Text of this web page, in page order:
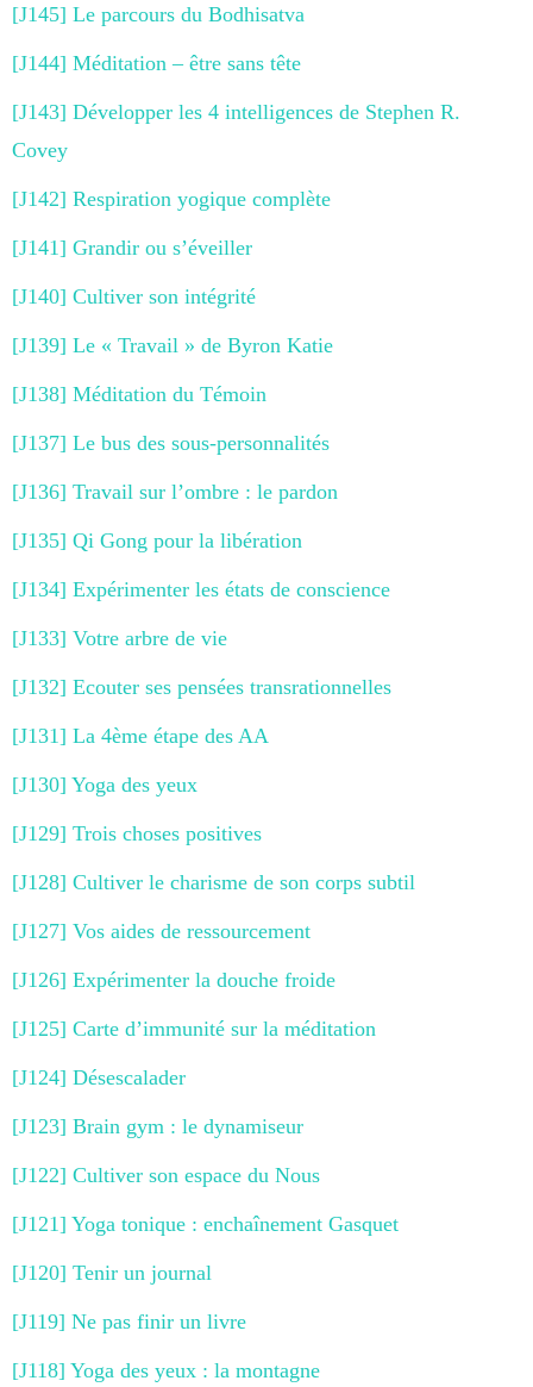
[J145] Le parcours du Bodhisatva
[J144] Méditation – être sans tête
[J143] Développer les 4 intelligences de Stephen R.
Covey
[J142] Respiration yogique complète
[J141] Grandir ou s’éveiller
[J140] Cultiver son intégrité
[J139] Le « Travail » de Byron Katie
[J138] Méditation du Témoin
[J137] Le bus des sous-personnalités
[J136] Travail sur l’ombre : le pardon
[J135] Qi Gong pour la libération
[J134] Expérimenter les états de conscience
[J133] Votre arbre de vie
[J132] Ecouter ses pensées transrationnelles
[J131] La 4ème étape des AA
[J130] Yoga des yeux
[J129] Trois choses positives
[J128] Cultiver le charisme de son corps subtil
[J127] Vos aides de ressourcement
[J126] Expérimenter la douche froide
[J125] Carte d’immunité sur la méditation
[J124] Désescalader
[J123] Brain gym : le dynamiseur
[J122] Cultiver son espace du Nous
[J121] Yoga tonique : enchaînement Gasquet
[J120] Tenir un journal
[J119] Ne pas finir un livre
[J118] Yoga des yeux : la montagne